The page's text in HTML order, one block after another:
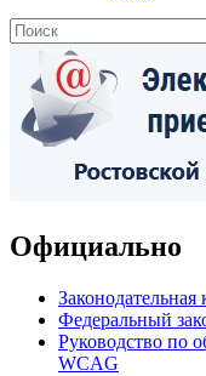
Официально
Законодательная
Федеральный
Руководство по
WCAG